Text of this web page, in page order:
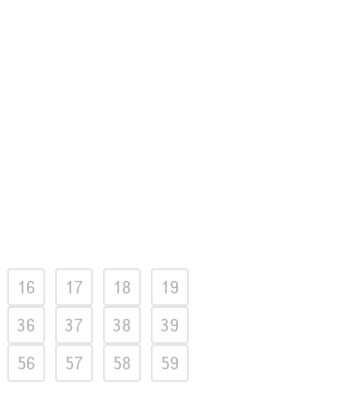
16 17 18
19
36 37 38
39
56 57 58
59